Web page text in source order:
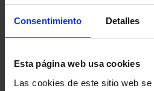
Consentimiento Detalles
Esta página web usa cookies
Las cookies de este sitio web
Presencial
Pedir cita